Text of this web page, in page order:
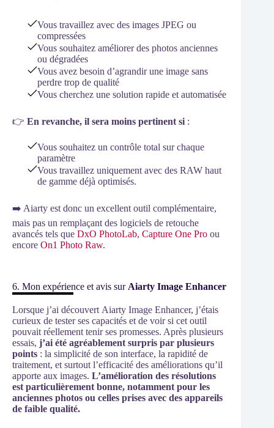
Vous travaillez avec des images JPEG ou
compressées
Vous souhaitez améliorer des photos anciennes
ou dégradées
Vous avez besoin d’agrandir une image sans
perdre trop de qualité
Vous cherchez une solution rapide et automatisée
👉 En revanche, il sera moins pertinent si :
Vous souhaitez un contrôle total sur chaque
paramètre
Vous travaillez uniquement avec des RAW haut
de gamme déjà optimisés.
➡️ Aiarty est donc un excellent outil complémentaire,
mais pas un remplaçant des logiciels de retouche
avancés tels que DxO PhotoLab, Capture One Pro ou
encore On1 Photo Raw.
6. Mon expérience et avis sur Aiarty Image Enhancer
Lorsque j’ai découvert Aiarty Image Enhancer, j’étais
curieux de tester ses capacités et de voir si cet outil
pouvait réellement tenir ses promesses. Après plusieurs
essais, j’ai été agréablement surpris par plusieurs
points : la simplicité de son interface, la rapidité de
traitement, et surtout l’efficacité des améliorations qu’il
apporte aux images. L’amélioration des résolutions
est particulièrement bonne, notamment pour les
anciennes photos ou celles prises avec des appareils
de faible qualité.